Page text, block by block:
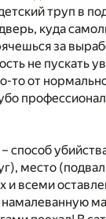
труп в
куда
за
не пускать
то от
способ
место
всеми